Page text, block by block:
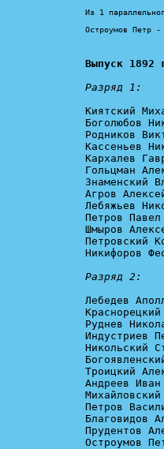
Из 1
Остроумов Петр -
Выпуск 1892
Разряд 1:
Киятский
Боголюбов
Родников
Кассеньев
Кархалев
Гольцман
Знаменский
Агров
Лебяжьев
Петров Павел
Шмыров
Петровский
Никифоров
Разряд 2:
Лебедев
Руднев
Индустриев
Никольский
Троицкий
Андреев Иван
Петров
Благовидов
Прудентов
Остроумов